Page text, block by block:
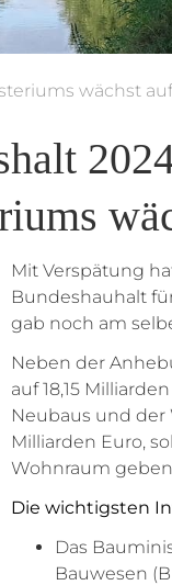
wächst auf
Mit Verspätung
Bundeshauhalt
gab noch am
Neben der
auf 18,15
Neubaus und
Milliarden Euro,
Wohnraum
Die wichtigsten
Das
Bauwesen